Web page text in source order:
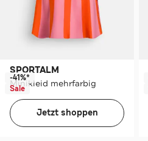
SPORTALM
Minikleid mehrfarbig
-41%*
Sale
Jetzt shoppen